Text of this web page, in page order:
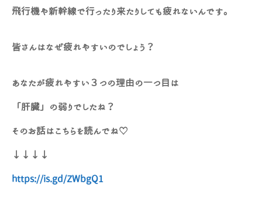
飛行機や新幹線で行ったり来たりしても疲れないんです。
皆さんはなぜ疲れやすいのでしょう？
あなたが疲れやすい３つの理由の一つ目は
「肝臓」の弱りでしたね？
そのお話はこちらを読んでね♡
↓↓↓↓
https://is.gd/ZWbgQ1